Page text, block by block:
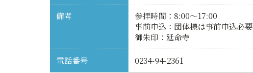
備考
参拝時間：8:00〜17:00
事前申込：団体様は事前申込必要
御朱印：延命寺
電話番号 0234-94-2361